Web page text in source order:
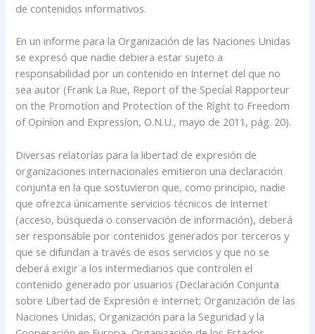
de contenidos informativos.
En un informe para la Organización de las Naciones Unidas
se expresó que nadie debiera estar sujeto a
responsabilidad por un contenido en Internet del que no
sea autor (Frank La Rue, Report of the Specíal Rapporteur
on the Promotíon and Protectíon of the Ríght to Freedom
of Opíníon and Expressíon, O.N.U., mayo de 2011, pág. 20).
Diversas relatorías para la libertad de expresión de
organizaciones internacionales emitieron una declaración
conjunta en la que sostuvieron que, como principio, nadie
que ofrezca únicamente servicios técnicos de Internet
(acceso, búsqueda o conservación de información), deberá
ser responsable por contenidos generados por terceros y
que se difundan a través de esos servicios y que no se
deberá exigir a los intermediarios que controlen el
contenido generado por usuarios (Declaración Conjunta
sobre Libertad de Expresión e Internet; Organización de las
Naciones Unidas, Organización para la Seguridad y la